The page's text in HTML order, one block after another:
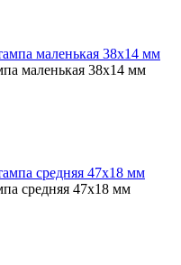
маленькая 38х14 мм
средняя 47х18 мм